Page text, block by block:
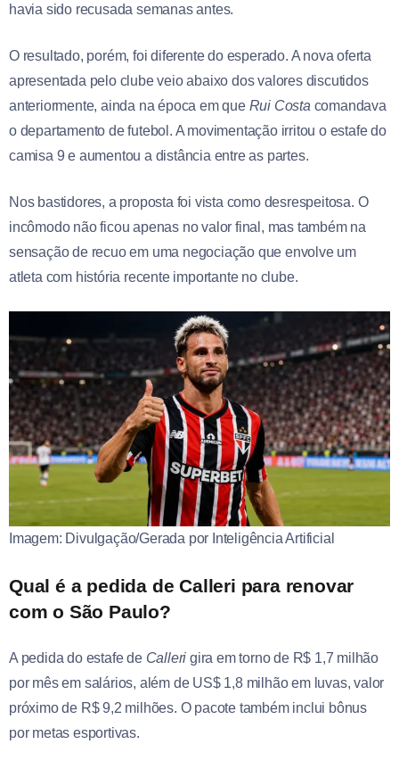
havia sido recusada semanas antes.
O resultado, porém, foi diferente do esperado. A nova oferta
apresentada pelo clube veio abaixo dos valores discutidos
anteriormente, ainda na época em que Rui Costa comandava
o departamento de futebol. A movimentação irritou o estafe do
camisa 9 e aumentou a distância entre as partes.
Nos bastidores, a proposta foi vista como desrespeitosa. O
incômodo não ficou apenas no valor final, mas também na
sensação de recuo em uma negociação que envolve um
atleta com história recente importante no clube.
Imagem: Divulgação/Gerada por Inteligência Artificial
Qual é a pedida de Calleri para renovar
com o São Paulo?
A pedida do estafe de Calleri gira em torno de R$ 1,7 milhão
por mês em salários, além de US$ 1,8 milhão em luvas, valor
próximo de R$ 9,2 milhões. O pacote também inclui bônus
por metas esportivas.